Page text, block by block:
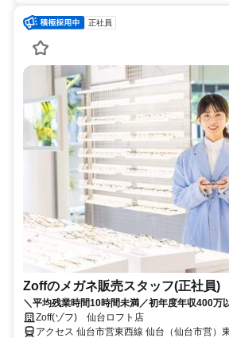
正社員
Zoffのメガネ販売スタッフ(正社員)
＼平均残業時間10時間未満／初年度年収400万
90%★充実したOJTあり★面接2回で内定まで1
9月入社歓迎
Zoff(ゾフ) 仙台ロフト店
アクセス 仙台市営東西線 仙台（仙台市営）